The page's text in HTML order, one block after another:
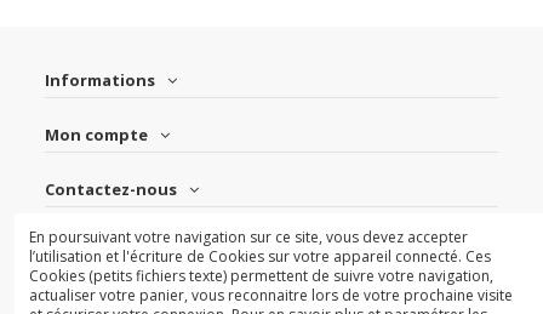
Informations
Mon compte
Contactez-nous
Suivez-nous
Newsletter
En poursuivant votre navigation sur ce site, vous devez accepter
l’utilisation et l'écriture de Cookies sur votre appareil connecté. Ces
Cookies (petits fichiers texte) permettent de suivre votre navigation,
actualiser votre panier, vous reconnaitre lors de votre prochaine visite